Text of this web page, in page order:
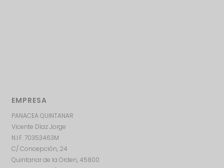
EMPRESA
PANACEA QUINTANAR
Vicente Díaz Jorge
N.I.F. 70353463M
C/ Concepción, 24
Quintanar de la Orden, 45800